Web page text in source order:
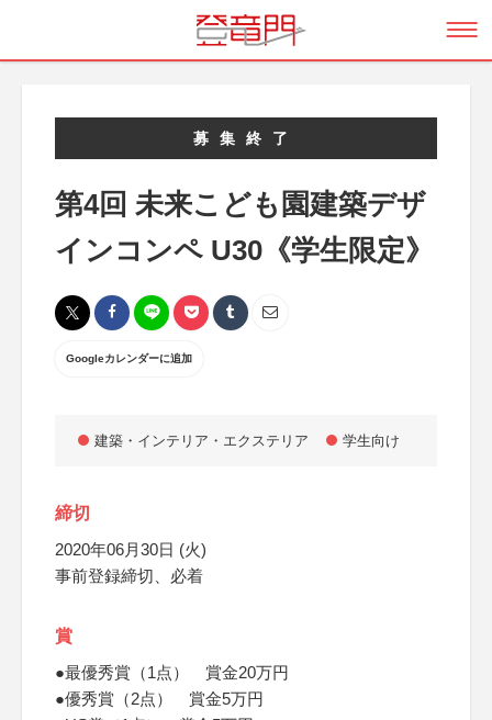
募集終了
第4回 未来こども園建築デザ
インコンペ U30《学生限定》
Googleカレンダーに追加
建築・インテリア・エクステリア 学生向け
締切
2020年06月30日 (火)
事前登録締切、必着
賞
●最優秀賞（1点） 賞金20万円
●優秀賞（2点） 賞金5万円